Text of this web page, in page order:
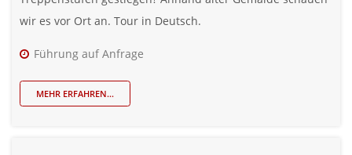
wir es vor Ort an. Tour in Deutsch.
Führung auf Anfrage
MEHR ERFAHREN...